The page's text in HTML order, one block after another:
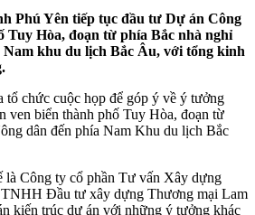
Phú Yên tiếp tục đầu tư Dự án Công
Tuy Hòa, đoạn từ phía Bắc nhà nghỉ
khu du lịch Bắc Âu, với tổng kinh
chức cuộc họp để góp ý về ý tưởng
ven biển thành phố Tuy Hòa, đoạn từ
dân đến phía Nam Khu du lịch Bắc
là Công ty cổ phần Tư vấn Xây dựng
Đầu tư xây dựng Thương mại Lam
kiến trúc dự án với những ý tưởng khác